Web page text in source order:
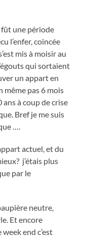
fût une période
l’enfer, coincée
mis à moisir au
qui sortaient
un appart en
même pas 6 mois
ans à coup de crise
Bref je me suis
….
actuel, et du
j’étais plus
par le
neutre,
Et encore
end c’est